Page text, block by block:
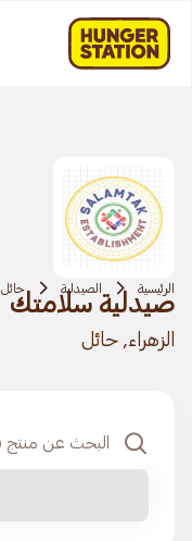
الرئيسية الصيدلية حائل
صيدلية سلامتك
الزهراء, حائل